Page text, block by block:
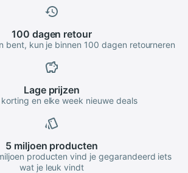
100 dagen retour
bent, kun je binnen 100 dagen retourneren
Lageprijzen
en elke week nieuwe deals
5 miljoen producten
producten vind je gegarandeerd iets
wat je leuk vindt